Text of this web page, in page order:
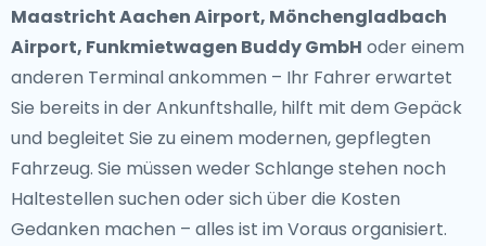
Maastricht Aachen Airport, Mönchengladbach
Airport, Funkmietwagen Buddy GmbH oder einem
anderen Terminal ankommen – Ihr Fahrer erwartet
Sie bereits in der Ankunftshalle, hilft mit dem Gepäck
und begleitet Sie zu einem modernen, gepflegten
Fahrzeug. Sie müssen weder Schlange stehen noch
Haltestellen suchen oder sich über die Kosten
Gedanken machen – alles ist im Voraus organisiert.